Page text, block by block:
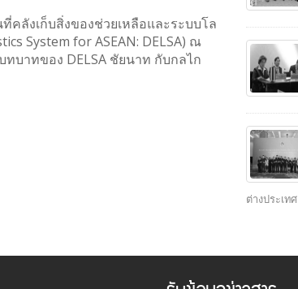
ลังเก็บสิ่งของช่วยเหลือและระบบโล
System for ASEAN: DELSA) ณ
บาทของ DELSA ชัยนาท กับกลไก
ต่างประเทศ